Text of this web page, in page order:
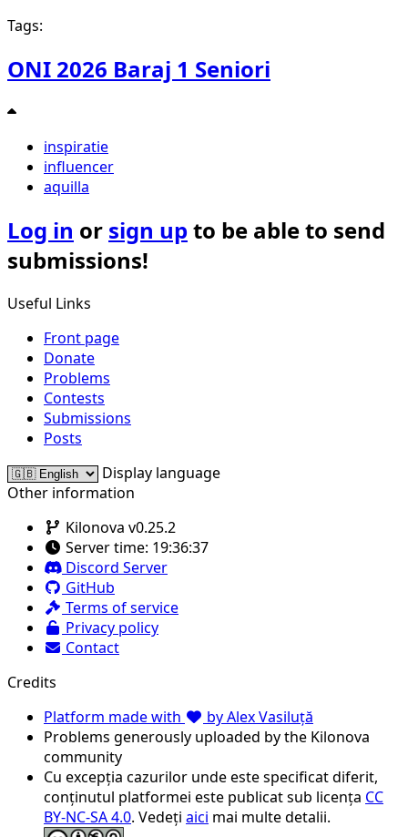
Tags:
ONI 2026 Baraj 1 Seniori
inspiratie
influencer
aquilla
Log in or sign upto be able to send
submissions!
Useful Links
Front page
Donate
Problems
Contests
Submissions
Posts
Display language
Other information
Kilonova v0.25.2
Server time: 19:36:37
Discord Server
GitHub
Terms of service
Privacy policy
Contact
Credits
Platform made with
by Alex Vasiluță
Problems generously uploaded by the Kilonova
community
Cu excepția cazurilor unde este specificat diferit,
conținutul platformei este publicat sub licența CC
BY-NC-SA 4.0. Vedeți aici mai multe detalii.